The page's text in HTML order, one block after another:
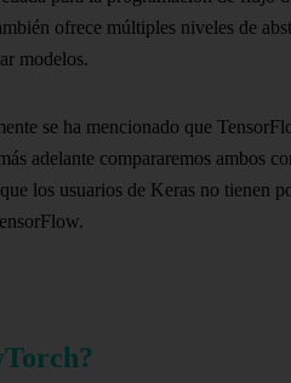
ofrece múltiples niveles de
modelos.
se ha mencionado que
adelante compararemos ambos
los usuarios de Keras no tienen